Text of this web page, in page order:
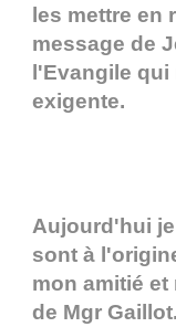
les mettre en
message de
l'Evangile
exigente.
Aujourd'hui
sont à
mon amitié
de Mgr Gaillot.